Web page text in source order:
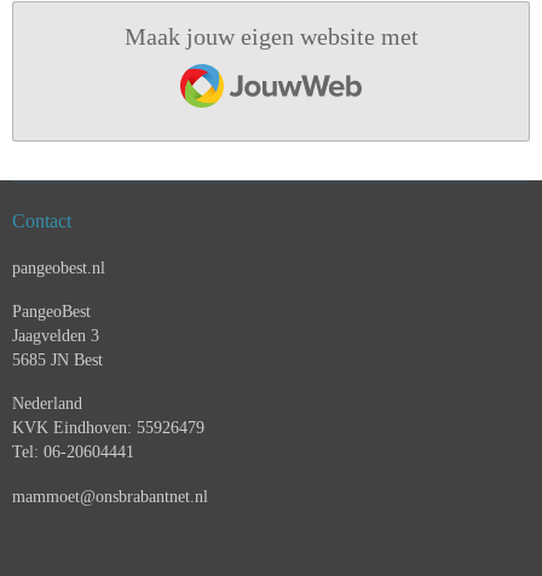
Maak jouw eigen website met
JouwWeb
Contact
pangeobest.nl
PangeoBest
Jaagvelden 3
5685 JN Best
Nederland
KVK Eindhoven: 55926479
Tel: 06-20604441
mammoet@onsbrabantnet.nl